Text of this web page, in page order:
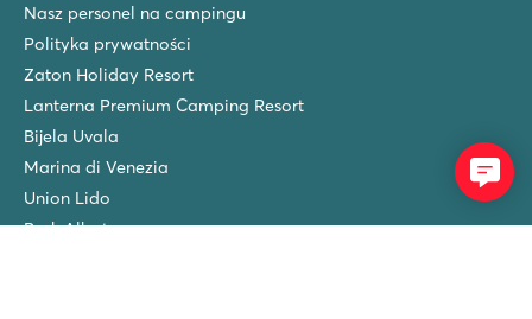
Les Dunes
Les Dunes
Francja - Południowa Francja - Langwedocja-Roussillon - Torreilles
Wodny raj z szybkimi zjeżdżalniami i atrakcjami wodnymi
Mnóstwo rozrywek i aktywności
Doskonała lokalizacja tuż przy piaszczystej plaży
Nasz personel na campingu
Polityka prywatności
Zaton Holiday Resort
Lanterna Premium Camping Resort
Bijela Uvala
Marina di Venezia
Union Lido
Park Albatros